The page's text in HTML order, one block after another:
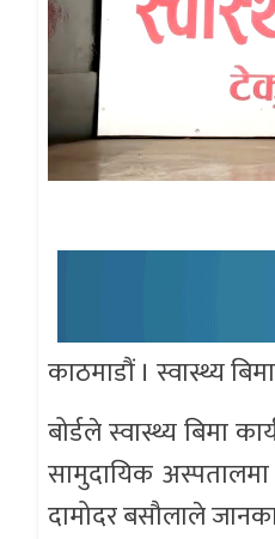
काठमाडौं । स्वास्थ्य
बोर्डले स्वास्थ्य बिमा
सामुदायिक अस्पतालमा
दामोदर बसौलाले